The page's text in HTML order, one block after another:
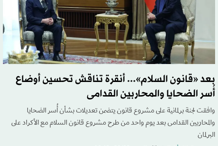
بعد «قانون السلام»... أنقرة تناقش تحسين أوضاع
أُسر الضحايا والمحاربين القدامى
وافقت لجنة برلمانية على مشروع قانون يتضمن تعديلات بشأن أُسر الضحايا
والمحاربين القدامى بعد يوم واحد من طرح مشروع قانون السلام مع الأكراد على
البرلمان